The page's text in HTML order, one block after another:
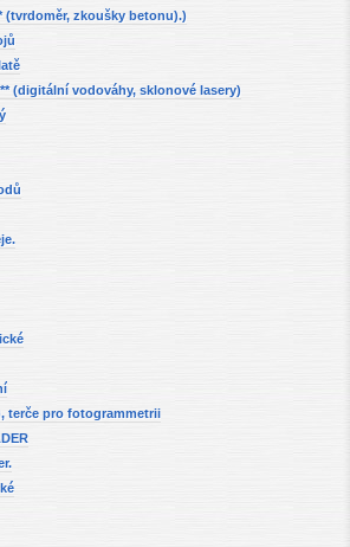
(tvrdoměr, zkoušky betonu).)
(digitální vodováhy, sklonové lasery)
terče pro fotogrammetrii